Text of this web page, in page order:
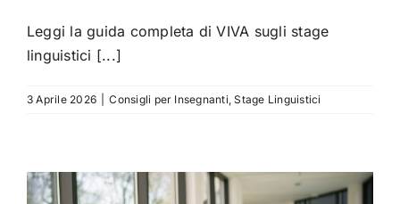
Leggi la guida completa di VIVA sugli stage
linguistici [...]
3 Aprile 2026 Consigli per Insegnanti ,Stage Linguistici